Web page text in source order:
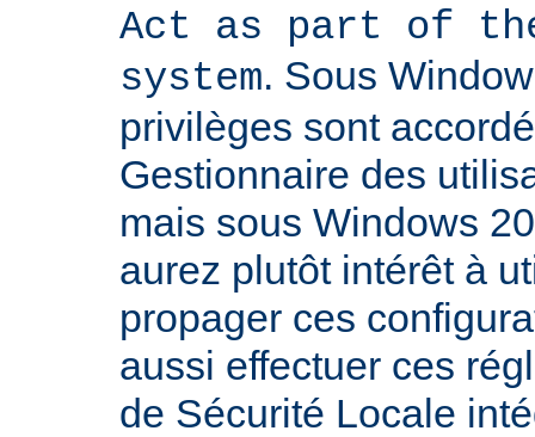
Act as part of
system. Sous
privilèges sont
Gestionnaire des
mais sous Windows
aurez plutôt intérêt à
propager ces
aussi effectuer ces
de Sécurité Locale